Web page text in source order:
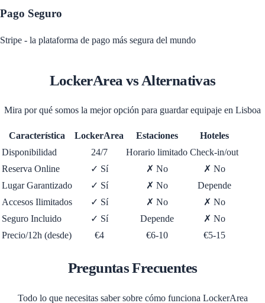
Pago Seguro
Stripe - la plataforma de pago más segura del mundo
LockerArea vs Alternativas
Mira por qué somos la mejor opción para guardar equipaje en Lisboa
Característica LockerArea Estaciones
Hoteles
Disponibilidad
24/7 Horario limitado Check-in/out
Reserva Online
✓ Sí ✗ No
✗ No
Lugar Garantizado
✓ Sí ✗ No
Depende
Accesos Ilimitados
✓ Sí ✗ No
✗ No
Seguro Incluido
✓ Sí Depende
✗ No
Precio/12h (desde)
€4 €6-10 €5-15
Preguntas Frecuentes
Todo lo que necesitas saber sobre cómo funciona LockerArea